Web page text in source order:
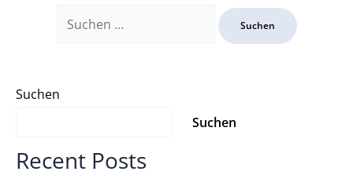
Suchen
Suchen
Recent Posts